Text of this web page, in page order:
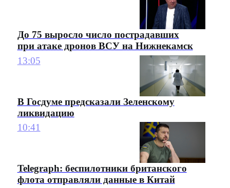
До 75 выросло число пострадавших
при атаке дронов ВСУ на Нижнекамск
13:05
В Госдуме предсказали Зеленскому
ликвидацию
10:41
Telegraph: беспилотники британского
флота отправляли данные в Китай